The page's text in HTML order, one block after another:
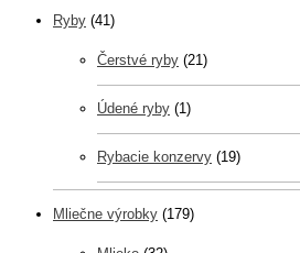
Ryby (41)
Čerstvé ryby (21)
Údené ryby (1)
Rybacie konzervy (19)
Mliečne výrobky (179)